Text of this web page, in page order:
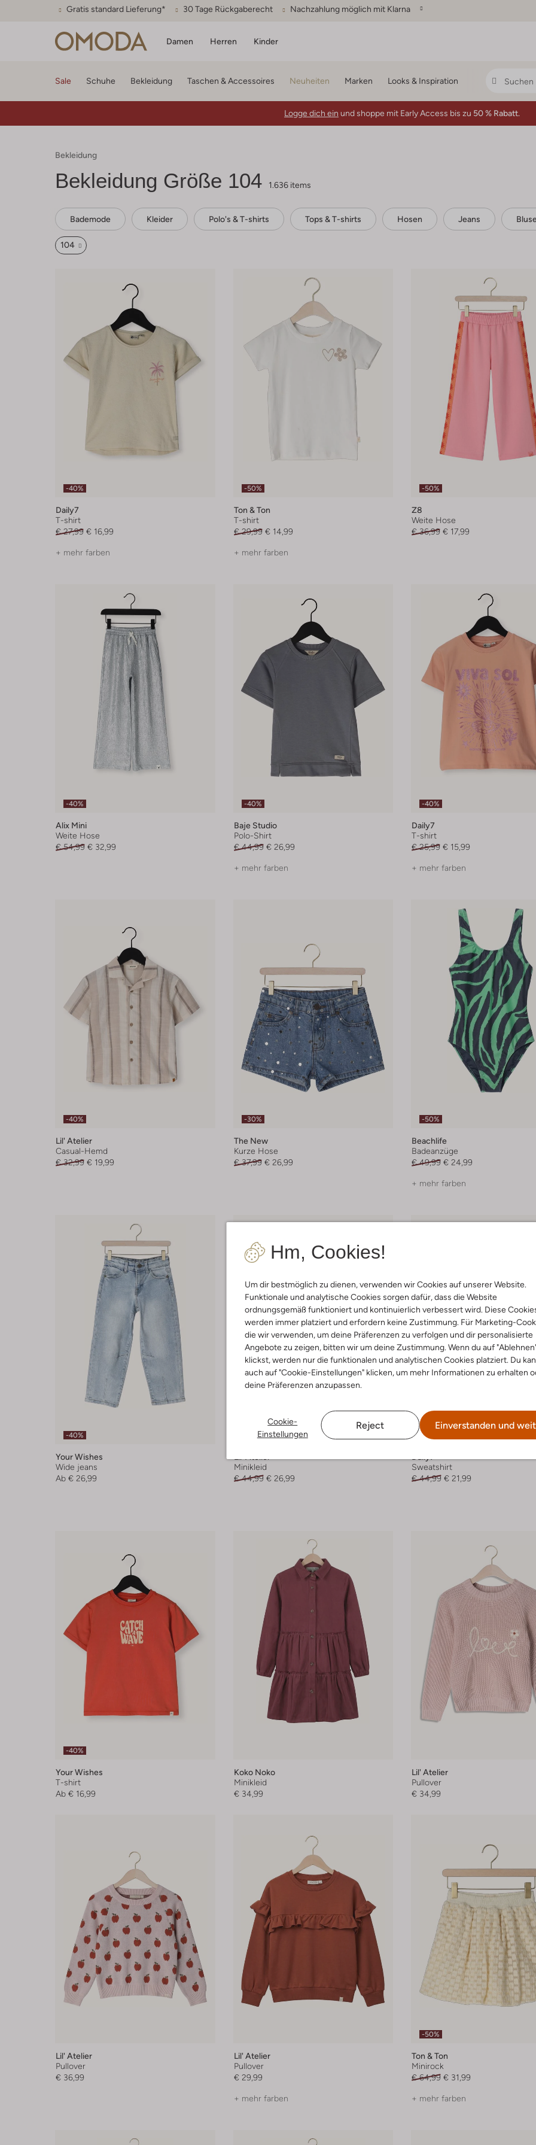
Gratis standard Lieferung* 30 Tage Rückgaberecht Nachzahlung möglich mit Klarna
Damen Herren Kinder
Hm, Cookies!
Um dir bestmöglich zu dienen, verwenden wir Cookies auf unserer Website.
Funktionale und analytische Cookies sorgen dafür, dass die Website
ordnungsgemäß funktioniert und kontinuierlich verbessert wird. Diese
werden immer platziert und erfordern keine Zustimmung. Für Marketing-
die wir verwenden, um deine Präferenzen zu verfolgen und dir personalisierte
Angebote zu zeigen, bitten wir um deine Zustimmung. Wenn du auf
klickst, werden nur die funktionalen und analytischen Cookies platziert. Du
auch auf "Cookie-Einstellungen" klicken, um mehr Informationen zu erhalten
deine Präferenzen anzupassen.
Cookie-
Einstellungen
Reject Einverstanden und
Sale Schuhe Bekleidung Taschen & Accessoires Neuheiten Marken Looks & Inspiration
Logge dich ein und shoppe mit Early Access bis zu 50 % Rabatt.
Bekleidung
Bekleidung Größe 104 1.636 items
Bademode Kleider Polo's & T-shirts Tops & T-shirts Hosen Jeans
104
-40%
Daily7
T-shirt
€ 27,99 € 16,99
+ mehr farben
-50%
Ton & Ton
T-shirt
€ 29,99 € 14,99
+ mehr farben
-50%
Z8
Weite Hose
€ 36,99 € 17,99
-40%
Alix Mini
Weite Hose
€ 54,99 € 32,99
-40%
Baje Studio
Polo-Shirt
€ 44,99 € 26,99
+ mehr farben
-40%
Daily7
T-shirt
€ 25,99 € 15,99
+ mehr farben
-40%
Lil' Atelier
Casual-Hemd
€ 32,99 € 19,99
-30%
The New
Kurze Hose
€ 37,99 € 26,99
-50%
Beachlife
Badeanzüge
€ 49,99 € 24,99
+ mehr farben
-40%
Your Wishes
Wide jeans
Ab € 26,99
-40%
Minikleid
€ 44,99 € 26,99
-50%
Sweatshirt
€ 44,99 € 21,99
-40%
Your Wishes
T-shirt
Ab € 16,99
Koko Noko
Minikleid
€ 34,99
Lil' Atelier
Pullover
€ 34,99
Lil' Atelier
Pullover
€ 36,99
Lil' Atelier
Pullover
€ 29,99
+ mehr farben
-50%
Ton & Ton
Minirock
€ 64,99 € 31,99
+ mehr farben